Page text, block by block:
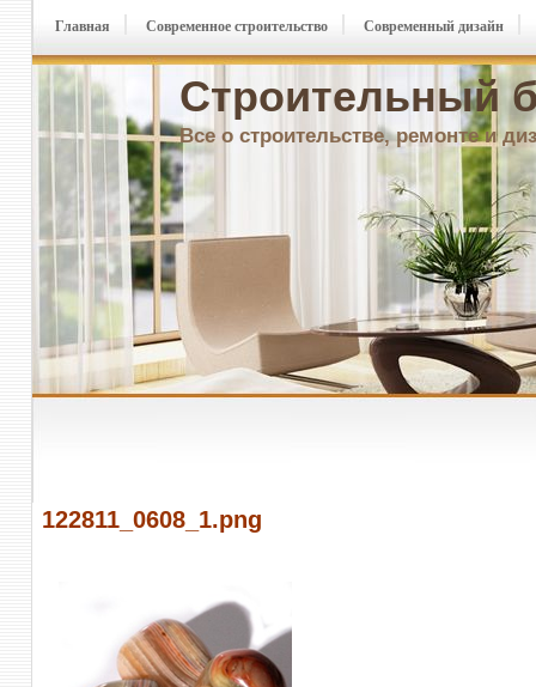
Строительный
Все о строительстве, ремонте и
Главная Современное строительство Современный дизайн
122811_0608_1.png